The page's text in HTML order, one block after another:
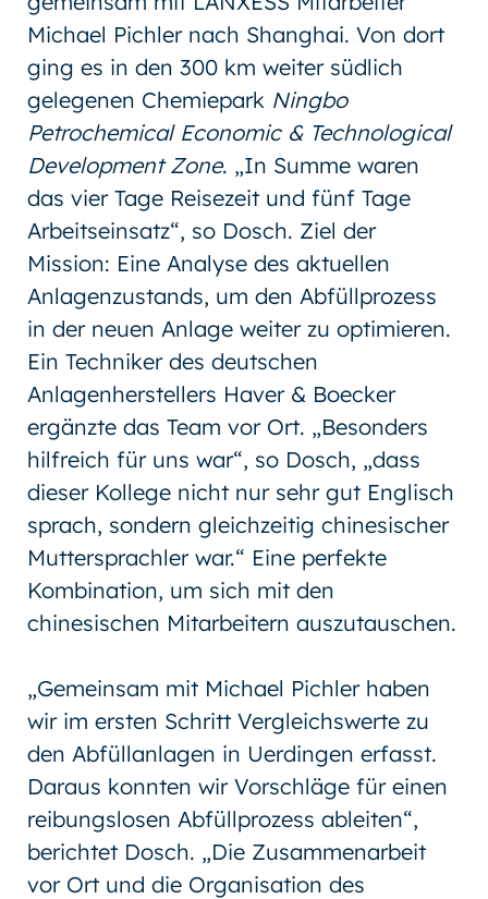
Michael Pichler nach Shanghai. Von dort
ging es in den 300 km weiter südlich
gelegenen Chemiepark Ningbo
Petrochemical Economic & Technological
Development Zone. „In Summe waren
das vier Tage Reisezeit und fünf Tage
Arbeitseinsatz“, so Dosch. Ziel der
Mission: Eine Analyse des aktuellen
Anlagenzustands, um den Abfüllprozess
in der neuen Anlage weiter zu optimieren.
Ein Techniker des deutschen
Anlagenherstellers Haver & Boecker
ergänzte das Team vor Ort. „Besonders
hilfreich für uns war“, so Dosch, „dass
dieser Kollege nicht nur sehr gut Englisch
sprach, sondern gleichzeitig chinesischer
Muttersprachler war.“ Eine perfekte
Kombination, um sich mit den
chinesischen Mitarbeitern auszutauschen.
„Gemeinsam mit Michael Pichler haben
wir im ersten Schritt Vergleichswerte zu
den Abfüllanlagen in Uerdingen erfasst.
Daraus konnten wir Vorschläge für einen
reibungslosen Abfüllprozess ableiten“,
berichtet Dosch. „Die Zusammenarbeit
vor Ort und die Organisation des